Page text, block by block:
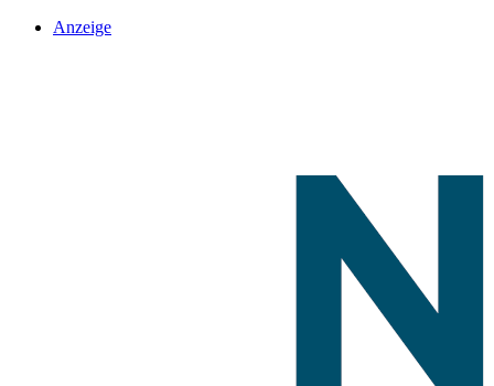
Anzeige